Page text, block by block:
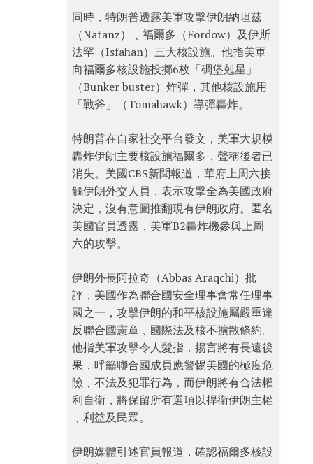
同時，特朗普透露美軍攻擊伊朗納坦茲
（Natanz）﹑福爾多（Fordow）及伊斯
法罕（Isfahan）三大核設施。他指美軍
向福爾多核設施投擲6枚「碉堡剋星」
（Bunker buster）炸彈，其他核設施用
「戰斧」（Tomahawk）導彈轟炸。
特朗普在自家社交平台發文，美軍大規模
轟炸伊朗主要核設施福爾多，聲稱後者已
消失。美國CBS新聞報道，華府上周六接
觸伊朗外交人員，表示攻擊全為美國政府
決定，沒有意圖推翻現有伊朗政府。匿名
美國官員透露，美軍B2轟炸機參與上周
六的攻擊。
伊朗外長阿拉奇（Abbas Araqchi）批
評，美國作為聯合國安全理事會常任理事
國之一，攻擊伊朗的和平核設施屬嚴重違
反聯合國憲章﹑國際法及核不擴散條約。
他指美軍攻擊令人髮指，揚言將有長遠後
果，呼籲聯合國成員應警惕美國的極度危
險﹑不法及犯罪行為，而伊朗將有合法權
利自衛，將保留所有選項以捍衛伊朗主權
﹑利益及民眾。
伊朗媒體引述官員報道，確認福爾多核設